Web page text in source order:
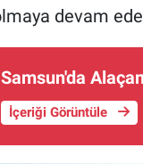
devam
Samsun'da
İçeriği Görüntüle